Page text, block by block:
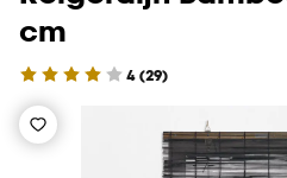
cm
4(29)